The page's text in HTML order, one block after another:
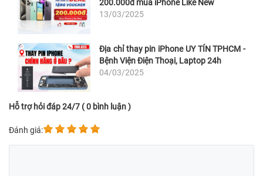
200.000đ mua iPhone Like New
13/03/2025
Địa chỉ thay pin iPhone UY TÍN TPHCM -
Bệnh Viện Điện Thoại, Laptop 24h
04/03/2025
Hỗ trợ hỏi đáp 24/7 ( 0 bình luận )
Đánh giá: